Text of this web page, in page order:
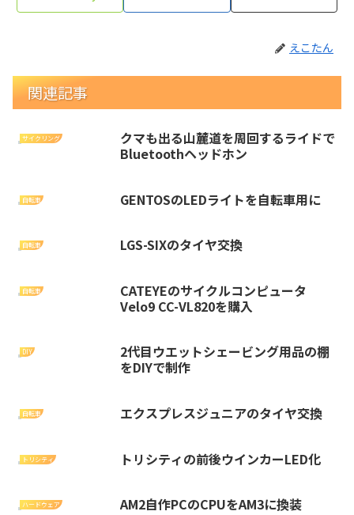
えこたん
関連記事
サイクリング
クマも出る山麓道を周回するライドで
Bluetoothヘッドホン
自転車 GENTOSのLEDライトを自転車用に
自転車 LGS-SIXのタイヤ交換
自転車
CATEYEのサイクルコンピュータ
Velo9 CC-VL820を購入
DIY
2代目ウエットシェービング用品の棚
をDIYで制作
自転車 エクスプレスジュニアのタイヤ交換
トリシティ トリシティの前後ウインカーLED化
ハードウェア AM2自作PCのCPUをAM3に換装